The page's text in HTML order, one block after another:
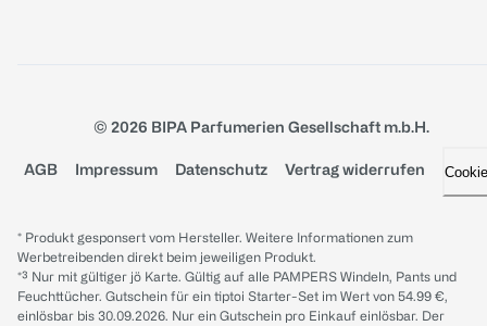
© 2026 BIPA Parfumerien Gesellschaft m.b.H.
AGB Impressum Datenschutz Vertrag widerrufen
* Produkt gesponsert vom Hersteller. Weitere Informationen zum
Werbetreibenden direkt beim jeweiligen Produkt.
*³ Nur mit gültiger jö Karte. Gültig auf alle PAMPERS Windeln, Pants und
Feuchttücher. Gutschein für ein tiptoi Starter-Set im Wert von 54.99 €,
einlösbar bis 30.09.2026. Nur ein Gutschein pro Einkauf einlösbar. Der